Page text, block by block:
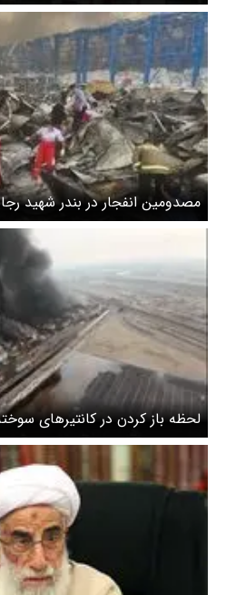
مصدومین انفجار در بندر شهید
دادسرای بندرعباس مراجعه کنند
لحظه باز کردن در کانتیرهای